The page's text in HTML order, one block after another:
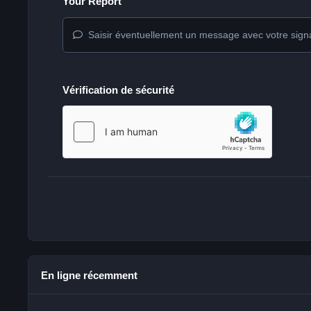
Saisir éventuellement un message avec votre
Vérification de sécurité
En ligne récemment